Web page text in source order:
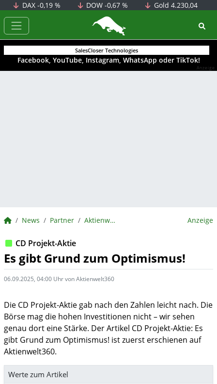
DAX -0,19 % DOW-0,67 % Gold 4.230,04
BörsenNEWS.de
SalesCloser Technologies
Facebook, YouTube, Instagram, WhatsApp oder TikTok!
Anzeige
BörsenNEWS.de
News Partner Aktienwelt360 Anzeige
CD Projekt-Aktie
Es gibt Grund zum Optimismus!
06.09.2025, 04:00 Uhr von Aktienwelt360
Die CD Projekt-Aktie gab nach den Zahlen leicht nach. Die
Börse mag die hohen Investitionen nicht – wir sehen
genau dort eine Stärke. Der Artikel CD Projekt-Aktie: Es
gibt Grund zum Optimismus! ist zuerst erschienen auf
Aktienwelt360.
Werte zum Artikel